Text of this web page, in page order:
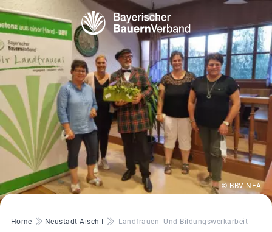
© BBV NEA
Pfadnavigation
Home Neustadt-Aisch I Landfrauen- Und Bildungswerkarbeit